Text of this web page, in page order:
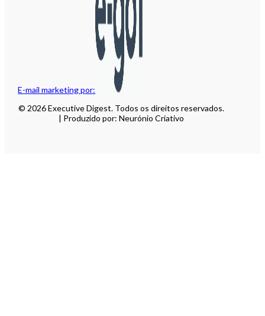
E-mail marketing por:
© 2026 Executive Digest. Todos os direitos reservados.
| Produzido por: Neurónio Criativo